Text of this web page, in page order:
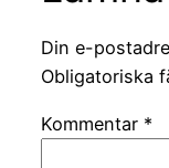
Din e-
Obligatoriska
Kommentar *